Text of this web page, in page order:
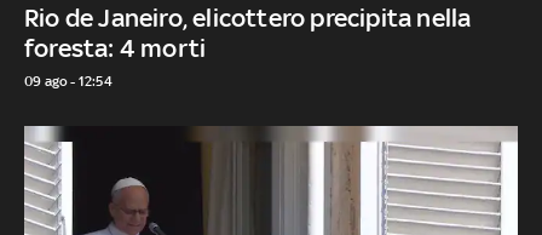
Rio de Janeiro, elicottero precipita nella
foresta: 4 morti
09 ago - 12:54